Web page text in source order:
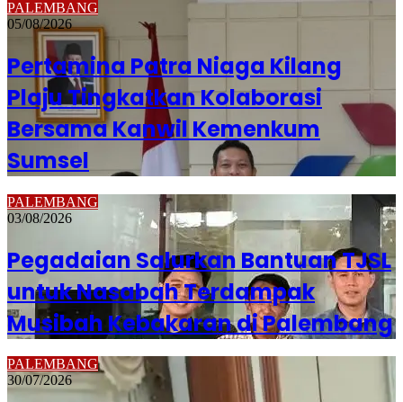
PALEMBANG
05/08/2026
Pertamina Patra Niaga Kilang
Plaju Tingkatkan Kolaborasi
Bersama Kanwil Kemenkum
Sumsel
PALEMBANG
03/08/2026
Pegadaian Salurkan Bantuan TJSL
untuk Nasabah Terdampak
Musibah Kebakaran di Palembang
PALEMBANG
30/07/2026